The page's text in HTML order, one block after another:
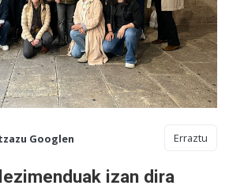
Googlen Erraztu
izan dira